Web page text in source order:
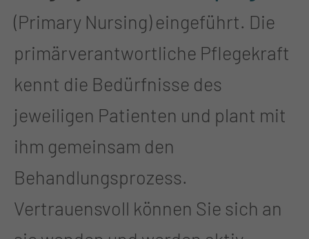
(Primary Nursing) eingeführt. Die
primärverantwortliche Pflegekraft
kennt die Bedürfnisse des
jeweiligen Patienten und plant mit
ihm gemeinsam den
Behandlungsprozess.
Vertrauensvoll können Sie sich an